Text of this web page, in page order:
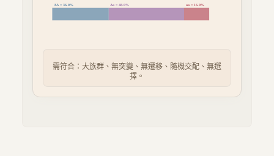
AA = 36.0% Aa =48.0% aa = 16.0%
需符合：大族群、無突變、無遷移、隨機交配、無選
擇。